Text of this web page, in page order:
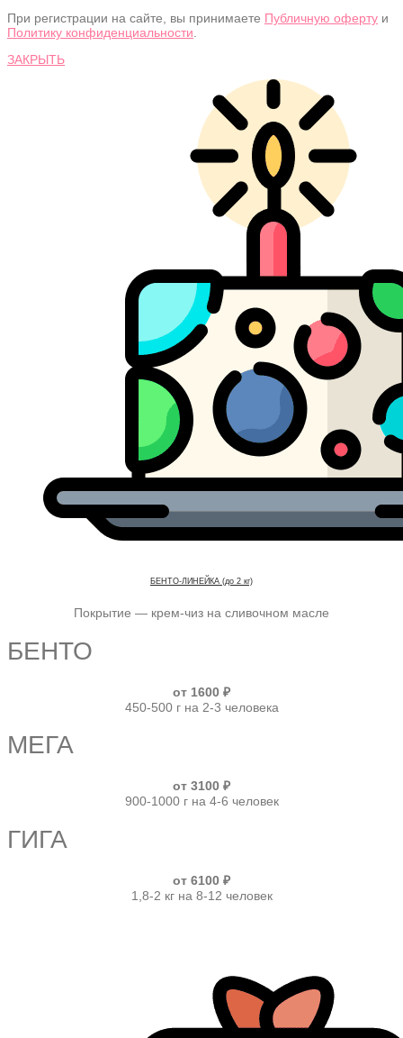
При регистрации на сайте, вы принимаете Публичную оферту и
Политику конфиденциальности.
ЗАКРЫТЬ
БЕНТО-ЛИНЕЙКА (до 2 кг)
Покрытие — крем-чиз на сливочном масле
БЕНТО
от 1600 ₽
450-500 г на 2-3 человека
МЕГА
от 3100 ₽
900-1000 г на 4-6 человек
ГИГА
от 6100 ₽
1,8-2 кг на 8-12 человек